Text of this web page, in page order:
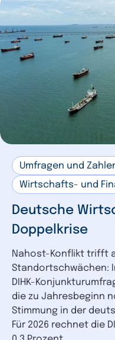
Umfragen und
Wirtschafts- und
Deutsche
Doppelkrise
Nahost-Konflikt trifft
Standortschwächen:
DIHK-
die zu Jahresbeginn
Stimmung in der
Für 2026 rechnet die